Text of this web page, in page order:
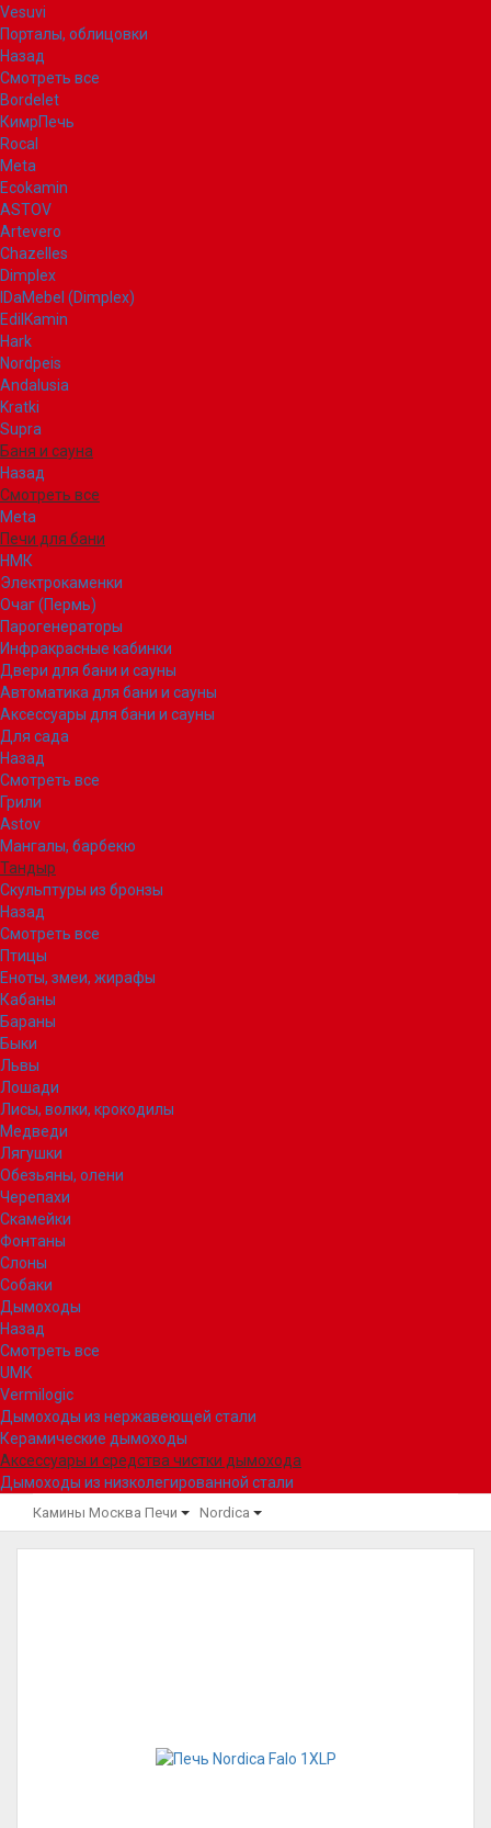
Vesuvi
Порталы, облицовки
Назад
Смотреть все
Bordelet
КимрПечь
Rocal
Meta
Ecokamin
ASTOV
Artevero
Chazelles
Dimplex
IDaMebel (Dimplex)
EdilKamin
Hark
Nordpeis
Andalusia
Kratki
Supra
Баня и сауна
Назад
Смотреть все
Meta
Печи для бани
НМК
Электрокаменки
Очаг (Пермь)
Парогенераторы
Инфракрасные кабинки
Двери для бани и сауны
Автоматика для бани и сауны
Аксессуары для бани и сауны
Для сада
Назад
Смотреть все
Грили
Astov
Мангалы, барбекю
Тандыр
Скульптуры из бронзы
Назад
Смотреть все
Птицы
Еноты, змеи, жирафы
Кабаны
Бараны
Быки
Львы
Лошади
Лисы, волки, крокодилы
Медведи
Лягушки
Обезьяны, олени
Черепахи
Скамейки
Фонтаны
Слоны
Собаки
Дымоходы
Назад
Смотреть все
UMK
Vermilogic
Дымоходы из нержавеющей стали
Керамические дымоходы
Аксессуары и средства чистки дымохода
Дымоходы из низколегированной стали
Камины Москва Печи Nordica